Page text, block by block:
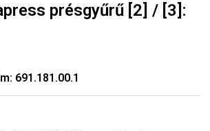
présgyűrű [2] / [3]:
691.181.00.1